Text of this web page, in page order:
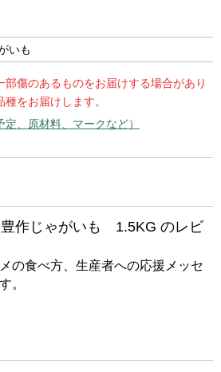
いも
傷のあるものをお届けする場合があり
をお届けします。
、原材料、マークなど）
作じゃがいも 1.5KG のレビ
の食べ方、生産者への応援メッセ
。